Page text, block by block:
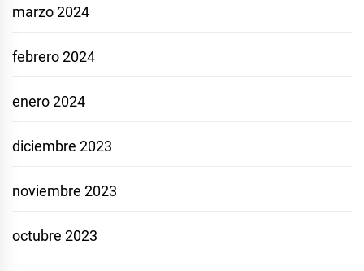
marzo 2024
febrero 2024
enero 2024
diciembre 2023
noviembre 2023
octubre 2023